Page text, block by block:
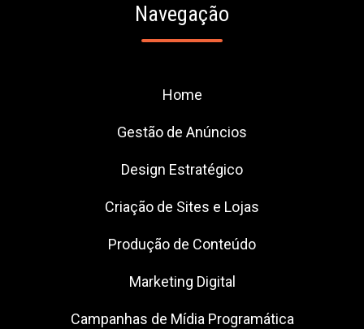
Navegação
Home
Gestão de Anúncios
Design Estratégico
Criação de Sites e Lojas
Produção de Conteúdo
Marketing Digital
Campanhas de Mídia Programática